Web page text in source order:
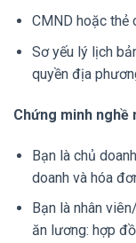
CMND hoặc thẻ
Sơ yếu lý lịch
quyền địa
Chứng minh nghề
Bạn là chủ
doanh và hóa
Bạn là nhân
ăn lương: hợp